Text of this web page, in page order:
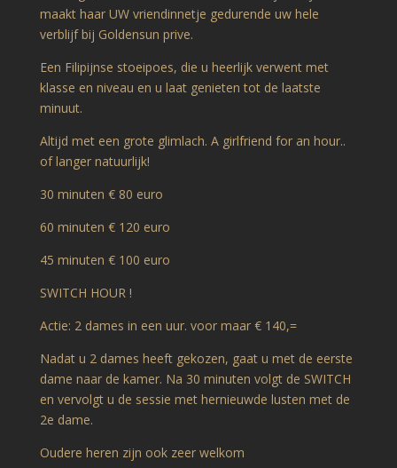
maakt haar UW vriendinnetje gedurende uw hele
verblijf bij Goldensun prive.
Een Filipijnse stoeipoes, die u heerlijk verwent met
klasse en niveau en u laat genieten tot de laatste
minuut.
Altijd met een grote glimlach. A girlfriend for an hour..
of langer natuurlijk!
30 minuten € 80 euro
60 minuten € 120 euro
45 minuten € 100 euro
SWITCH HOUR !
Actie: 2 dames in een uur. voor maar € 140,=
Nadat u 2 dames heeft gekozen, gaat u met de eerste
dame naar de kamer. Na 30 minuten volgt de SWITCH
en vervolgt u de sessie met hernieuwde lusten met de
2e dame.
Oudere heren zijn ook zeer welkom